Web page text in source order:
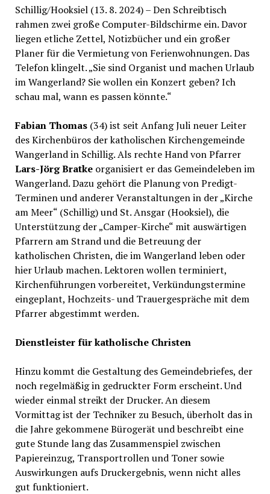
Schillig/Hooksiel (13. 8. 2024) – Den Schreibtisch
rahmen zwei große Computer-Bildschirme ein. Davor
liegen etliche Zettel, Notizbücher und ein großer
Planer für die Vermietung von Ferienwohnungen. Das
Telefon klingelt. „Sie sind Organist und machen Urlaub
im Wangerland? Sie wollen ein Konzert geben? Ich
schau mal, wann es passen könnte.“
Fabian Thomas (34) ist seit Anfang Juli neuer Leiter
des Kirchenbüros der katholischen Kirchengemeinde
Wangerland in Schillig. Als rechte Hand von Pfarrer
Lars-Jörg Bratke organisiert er das Gemeindeleben im
Wangerland. Dazu gehört die Planung von Predigt-
Terminen und anderer Veranstaltungen in der „Kirche
am Meer“ (Schillig) und St. Ansgar (Hooksiel), die
Unterstützung der „Camper-Kirche“ mit auswärtigen
Pfarrern am Strand und die Betreuung der
katholischen Christen, die im Wangerland leben oder
hier Urlaub machen. Lektoren wollen terminiert,
Kirchenführungen vorbereitet, Verkündungstermine
eingeplant, Hochzeits- und Trauergespräche mit dem
Pfarrer abgestimmt werden.
Dienstleister für katholische Christen
Hinzu kommt die Gestaltung des Gemeindebriefes, der
noch regelmäßig in gedruckter Form erscheint. Und
wieder einmal streikt der Drucker. An diesem
Vormittag ist der Techniker zu Besuch, überholt das in
die Jahre gekommene Bürogerät und beschreibt eine
gute Stunde lang das Zusammenspiel zwischen
Papiereinzug, Transportrollen und Toner sowie
Auswirkungen aufs Druckergebnis, wenn nicht alles
gut funktioniert.